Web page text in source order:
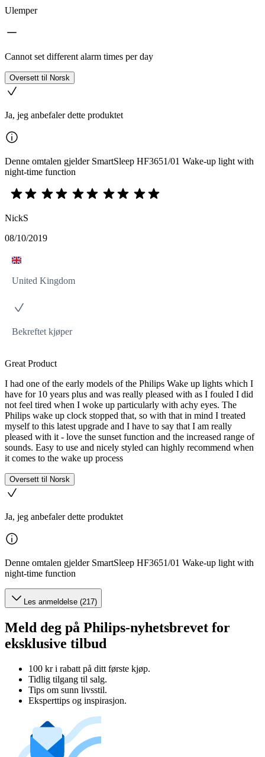
Ulemper
Cannot set different alarm times per day
Oversett til Norsk
Ja, jeg anbefaler dette produktet
Denne omtalen gjelder SmartSleep HF3651/01 Wake-up light with
night-time function
NickS
08/10/2019
United Kingdom
Bekreftet kjøper
Great Product
I had one of the early models of the Philips Wake up lights which I
have for 10 years plus and was really pleased with as I fouled I did
not feel tired when I woke up particularly with achy eyes. The
Philips wake up clock stopped that, so with that in mind I treated
myself to this latest upgrade and I have to say that I am really
pleased with it - love the sunset function and the increased range of
sounds. Easy to use and nicely styled can highly recommend when
it comes to the wake up process
Oversett til Norsk
Ja, jeg anbefaler dette produktet
Denne omtalen gjelder SmartSleep HF3651/01 Wake-up light with
night-time function
Les anmeldelse (217)
Meld deg på Philips-nyhetsbrevet for
eksklusive tilbud
100 kr i rabatt på ditt første kjøp.
Tidlig tilgang til salg.
Tips om sunn livsstil.
Eksperttips og inspirasjon.